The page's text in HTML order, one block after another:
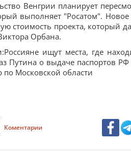
Венгрии планирует
выполняет "Росатом". Новое
стоимость проекта, который
Орбана.
ищут места, где
Путина о выдаче паспортов
Московской области
Коментарии